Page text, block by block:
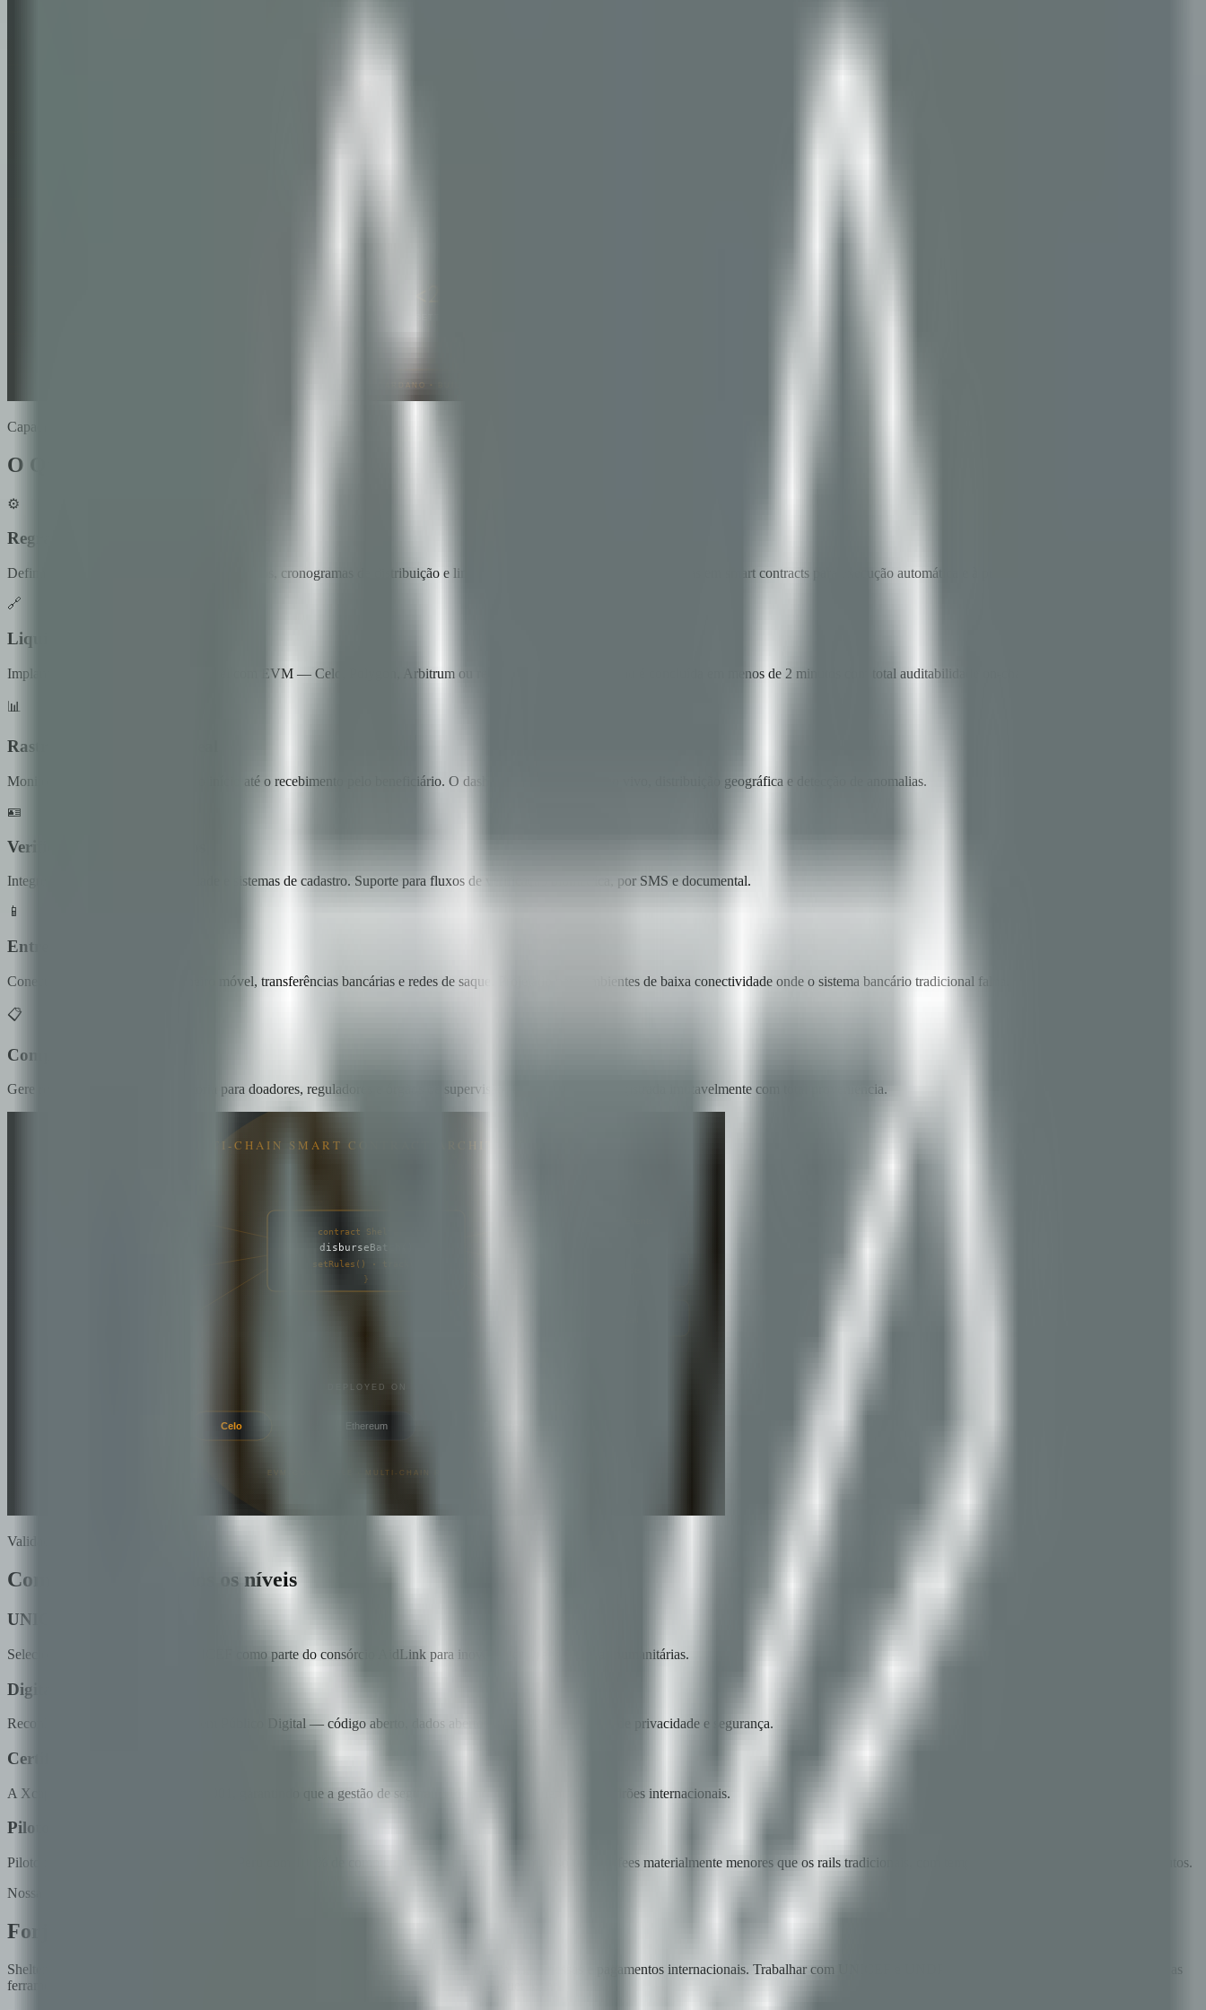
Capacidades
O Que o Shelter Faz
⚙️
Regras de desembolso configuráveis
Defina critérios de elegibilidade personalizados, cronogramas de distribuição e limites de valores. As regras são codificadas em smart contracts para execução automática e à prova de adulteração.
🔗
Liquidação Multi-Chain
Implante em qualquer chain compatível com EVM — Celo, Polygon, Arbitrum ou redes privadas. A liquidação é concluída em menos de 2 minutos com total auditabilidade on-chain.
📊
Rastreamento em tempo real
Monitore cada desembolso desde o início até o recebimento pelo beneficiário. O dashboard fornece status ao vivo, distribuição geográfica e detecção de anomalias.
🪪
Verificação de beneficiários
Integre com provedores de identidade e sistemas de cadastro. Suporte para fluxos de verificação biométrica, por SMS e documental.
📱
Entrega de última milha
Conecte com provedores de dinheiro móvel, transferências bancárias e redes de saque. Projetado para ambientes de baixa conectividade onde o sistema bancário tradicional falha.
📋
Compliance e relatórios
Gere relatórios prontos para auditoria para doadores, reguladores e órgãos de supervisão. Cada transação é registrada imutavelmente com total proveniência.
Validação
Comprovado em todos os níveis
UNICEF innovation fund
Selecionado e financiado pela UNICEF como parte do consórcio AidLink para inovação em transferências humanitárias.
Digital public good
Reconhecido pela DPGA como Bem Público Digital — código aberto, dados abertos, aderente aos padrões de privacidade e segurança.
Certificação ISO 27001
A Xcapit possui certificação ISO 27001, garantindo que a gestão de segurança da informação atende aos padrões internacionais.
Piloto Cusco
Piloto realizado com sucesso em Cusco, Peru com 100% de completion rate sobre cada desembolso target e fees materialmente menores que os rails tradicionais, com tempos de liquidação inferiores a 2 minutos.
Nossa Jornada
Forjado nos cenários mais difíceis
Shelter é o resultado de anos construindo sistemas de distribuição de valor — para empresas, remessas e pagamentos internacionais. Trabalhar com UNICEF e UNDP nas condições mais complexas nos deu as
ferramentas para resolver em qualquer lugar. Quem pode no pior cenário, pode em qualquer lugar.